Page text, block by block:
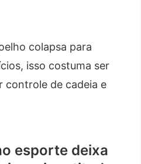
colapsa para
isso costuma ser
controle de cadeia e
esporte deixa